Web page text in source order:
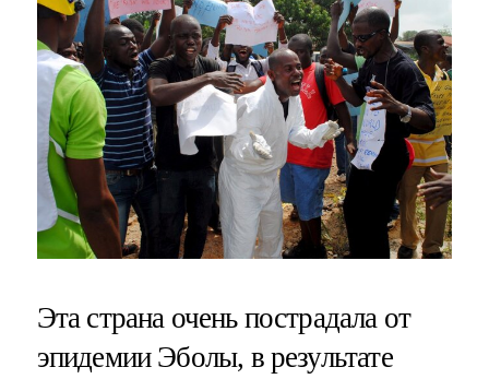
Эта страна очень пострадала от
эпидемии Эболы, в результате